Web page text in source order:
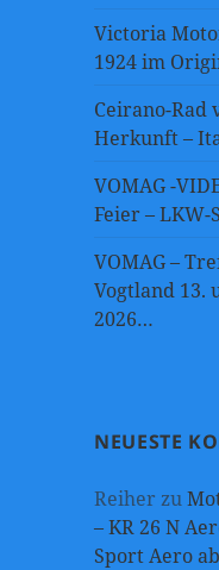
Victoria
1924 im
Ceirano-Rad
Herkunft –
VOMAG -
Feier –
VOMAG –
Vogtland 13.
2026…
NEUESTE
Reiher zu
– KR 26 N
Sport Aero